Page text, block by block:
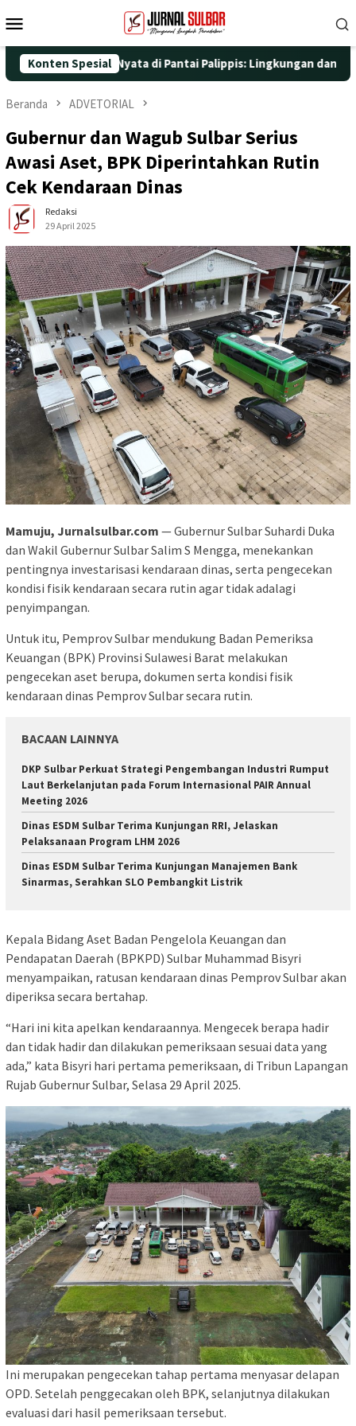
ke
Mobile
Konten Spesial
Aksi Nyata di Pantai Palippis: Lingkungan dan Kesehatan
Beranda ADVETORIAL
Gubernur dan Wagub Sulbar Serius
Awasi Aset, BPK Diperintahkan Rutin
Cek Kendaraan Dinas
Redaksi
29 April 2025
Mamuju, Jurnalsulbar.com — Gubernur Sulbar Suhardi Duka
dan Wakil Gubernur Sulbar Salim S Mengga, menekankan
pentingnya investarisasi kendaraan dinas, serta pengecekan
kondisi fisik kendaraan secara rutin agar tidak adalagi
penyimpangan.
Untuk itu, Pemprov Sulbar mendukung Badan Pemeriksa
Keuangan (BPK) Provinsi Sulawesi Barat melakukan
pengecekan aset berupa, dokumen serta kondisi fisik
kendaraan dinas Pemprov Sulbar secara rutin.
BACAAN LAINNYA
DKP Sulbar Perkuat Strategi Pengembangan Industri Rumput
Laut Berkelanjutan pada Forum Internasional PAIR Annual
Meeting 2026
Dinas ESDM Sulbar Terima Kunjungan RRI, Jelaskan
Pelaksanaan Program LHM 2026
Dinas ESDM Sulbar Terima Kunjungan Manajemen Bank
Sinarmas, Serahkan SLO Pembangkit Listrik
Kepala Bidang Aset Badan Pengelola Keuangan dan
Pendapatan Daerah (BPKPD) Sulbar Muhammad Bisyri
menyampaikan, ratusan kendaraan dinas Pemprov Sulbar akan
diperiksa secara bertahap.
“Hari ini kita apelkan kendaraannya. Mengecek berapa hadir
dan tidak hadir dan dilakukan pemeriksaan sesuai data yang
ada,” kata Bisyri hari pertama pemeriksaan, di Tribun Lapangan
Rujab Gubernur Sulbar, Selasa 29 April 2025.
Ini merupakan pengecekan tahap pertama menyasar delapan
OPD. Setelah penggecakan oleh BPK, selanjutnya dilakukan
evaluasi dari hasil pemeriksaan tersebut.